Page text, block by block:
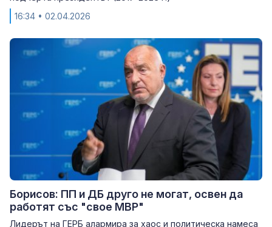
16:34 • 02.04.2026
Борисов: ПП и ДБ друго не могат, освен да
работят със "свое МВР"
Лидерът на ГЕРБ алармира за хаос и политическа намеса